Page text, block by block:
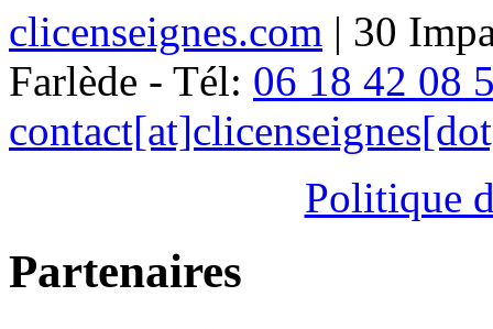
clicenseignes.com | 30
Farlède - Tél: 06 18 42 08
Politique
Partenaires